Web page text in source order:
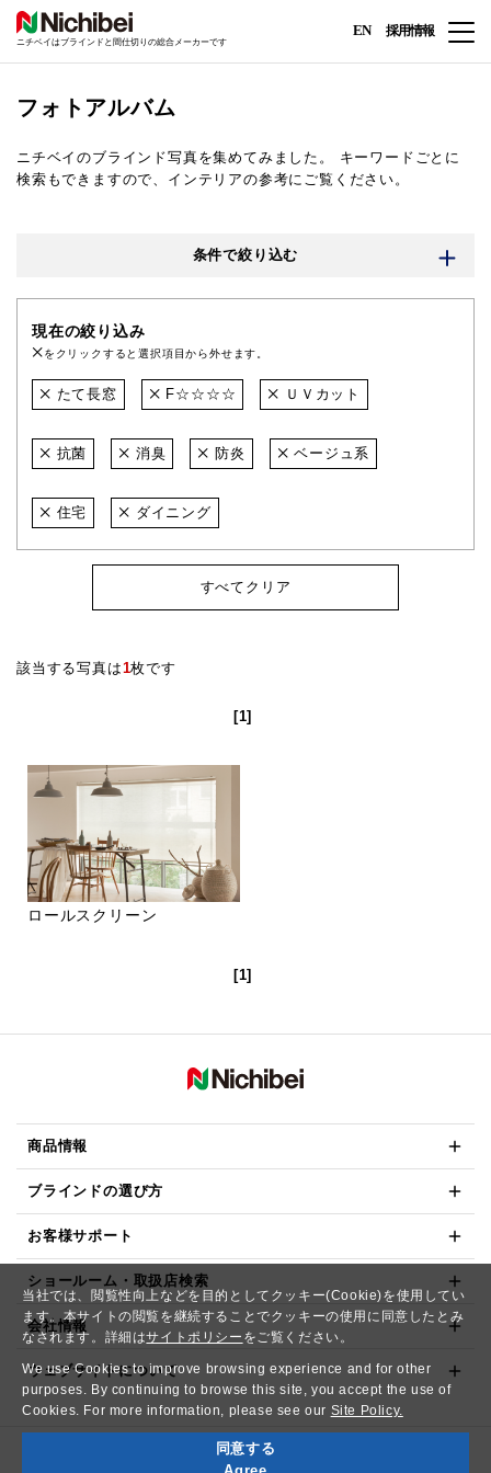
当社では、閲覧性向上などを目的としてクッキー(Cookie)を使用してい
ます。本サイトの閲覧を継続することでクッキーの使用に同意したとみ
なされます。詳細はサイトポリシー をご覧ください。
We use Cookies to improve browsing experience and for other
purposes. By continuing to browse this site, you accept the use of
Cookies. For more information, please see our Site Policy.
同意する
ニチベイはブラインドと間仕切りの総合メーカーです
EN 採用情報
フォトアルバム
ニチベイのブラインド写真を集めてみました。
キーワードごとに
検索もできますので、インテリアの参考にご覧ください。
条件で絞り込む
現在の絞り込み
をクリックすると選択項目から外せます。
たて長窓 F☆☆☆☆ ＵＶカット
抗菌 消臭 防炎 ベージュ系
住宅 ダイニング
すべてクリア
該当する写真は1枚です
[1]
ロールスクリーン
[1]
商品情報
ブラインドの選び方
お客様サポート
ショールーム・取扱店検索
会社情報
ウェブサイトについて
Copyright© NICHIBEI CO.,LTD. All Rights Reserved.